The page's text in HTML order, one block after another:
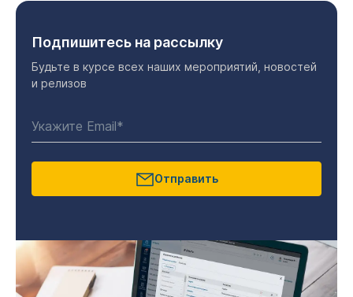
Подпишитесь на рассылку
Будьте в курсе всех наших мероприятий, новостей
и релизов
Отправить